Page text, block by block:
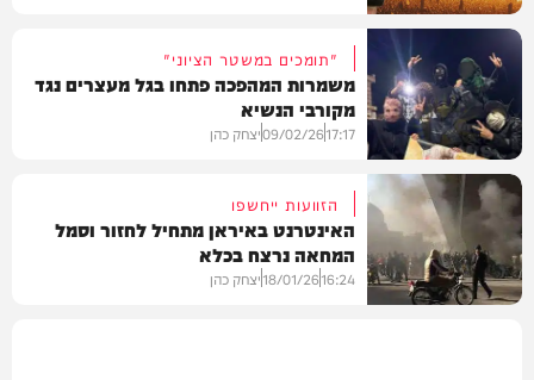
בעולם
חדשות
"תומכים במשטר הציוני"
משמרות המהפכה פתחו בגל מעצרים נגד
מקורבי הנשיא
17:17
09/02/26יצחק כהן
הזוועות ייחשפו
האינטרנט באיראן מתחיל לחזור וסמל
המחאה נרצח בכלא
16:24
18/01/26יצחק כהן